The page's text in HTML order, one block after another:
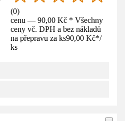
(0)
cenu — 90,00 Kč * Všechny
ceny vč. DPH a bez nákladů
na přepravu za ks90,00 Kč*/
ks